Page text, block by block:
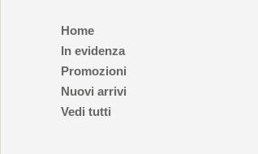
Home
In evidenza
Promozioni
Nuovi arrivi
Vedi tutti